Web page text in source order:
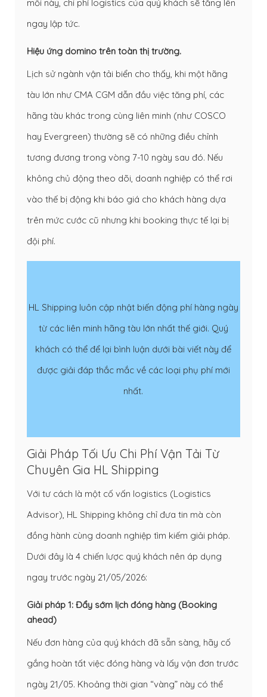
mối này, chi phí logistics của quý khách sẽ tăng lên
ngay lập tức.
Hiệu ứng domino trên toàn thị trường.
Lịch sử ngành vận tải biển cho thấy, khi một hãng
tàu lớn như CMA CGM dẫn đầu việc tăng phí, các
hãng tàu khác trong cùng liên minh (như COSCO
hay Evergreen) thường sẽ có những điều chỉnh
tương đương trong vòng 7-10 ngày sau đó. Nếu
không chủ động theo dõi, doanh nghiệp có thể rơi
vào thế bị động khi báo giá cho khách hàng dựa
trên mức cước cũ nhưng khi booking thực tế lại bị
đội phí.
HL Shipping luôn cập nhật biến động phí hàng ngày
từ các liên minh hãng tàu lớn nhất thế giới. Quý
khách có thể để lại bình luận dưới bài viết này để
được giải đáp thắc mắc về các loại phụ phí mới
nhất.
Giải Pháp Tối Ưu Chi Phí Vận Tải Từ
Chuyên Gia HL Shipping
Với tư cách là một cố vấn logistics (Logistics
Advisor), HL Shipping không chỉ đưa tin mà còn
đồng hành cùng doanh nghiệp tìm kiếm giải pháp.
Dưới đây là 4 chiến lược quý khách nên áp dụng
ngay trước ngày 21/05/2026:
Giải pháp 1: Đẩy sớm lịch đóng hàng (Booking
ahead)
Nếu đơn hàng của quý khách đã sẵn sàng, hãy cố
gắng hoàn tất việc đóng hàng và lấy vận đơn trước
ngày 21/05. Khoảng thời gian “vàng” này có thể